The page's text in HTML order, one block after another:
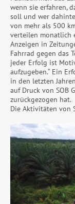
wenn sie erfahren,
soll und wer
von mehr als 500
verteilen monatlich
Anzeigen in
Fahrrad gegen das
jeder Erfolg ist
aufzugeben.“ Ein
in den letzten
auf Druck von SOB
zurückgezogen hat.
Die Aktivitäten von